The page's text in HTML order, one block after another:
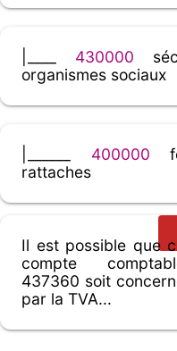
430000
organismes sociaux
400000
rattaches
Il est possible que
compte
437360 soit
par la TVA...